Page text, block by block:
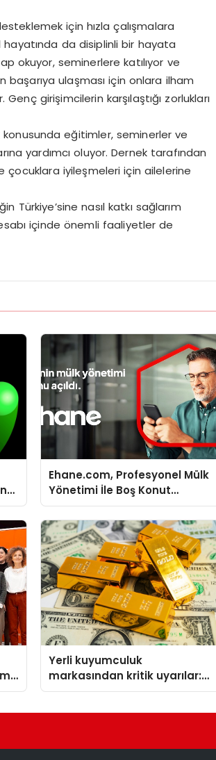
için hızla çalışmalara
hayatında da disiplinli bir hayata
okuyor, seminerlere katılıyor ve
ulaşması için onlara ilham
girişimcilerin karşılaştığı zorlukları
konusunda eğitimler, seminerler ve
yardımcı oluyor. Dernek tarafından
çocuklara iyileşmeleri için ailelerine
nasıl katkı sağlarım
içinde önemli faaliyetler de
Ehane.com, Profesyonel Mülk
Yönetimi İle Boş Konut
Stokunu Eritecek
Yerli kuyumculuk
markasından kritik uyarılar:
Doğru seçim yatırımınızı